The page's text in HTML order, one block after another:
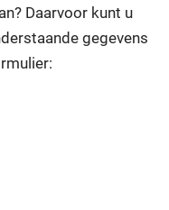
Daarvoor kunt u
gegevens